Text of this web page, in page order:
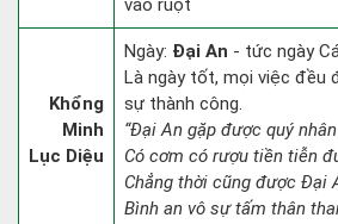
vào ruột
Khổng
Minh
Lục Diệu
Ngày: Đại An - tức ngày
Là ngày tốt, mọi việc đều
sự thành công.
“Đại An gặp được quý nhân
Có cơm có rượu tiền tiễn
Chẳng thời cũng được Đại
Bình an vô sự tấm thân